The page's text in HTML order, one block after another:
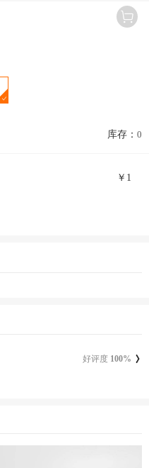
库存： 0
￥ 1
好评度 100%